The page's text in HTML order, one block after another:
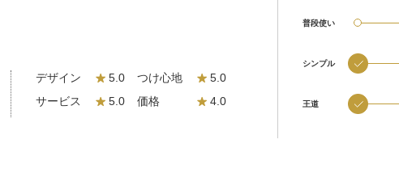
デザイン 5.0 つけ心地
5.0
サービス
5.0 価格 4.0
普段使い
シンプル
王道